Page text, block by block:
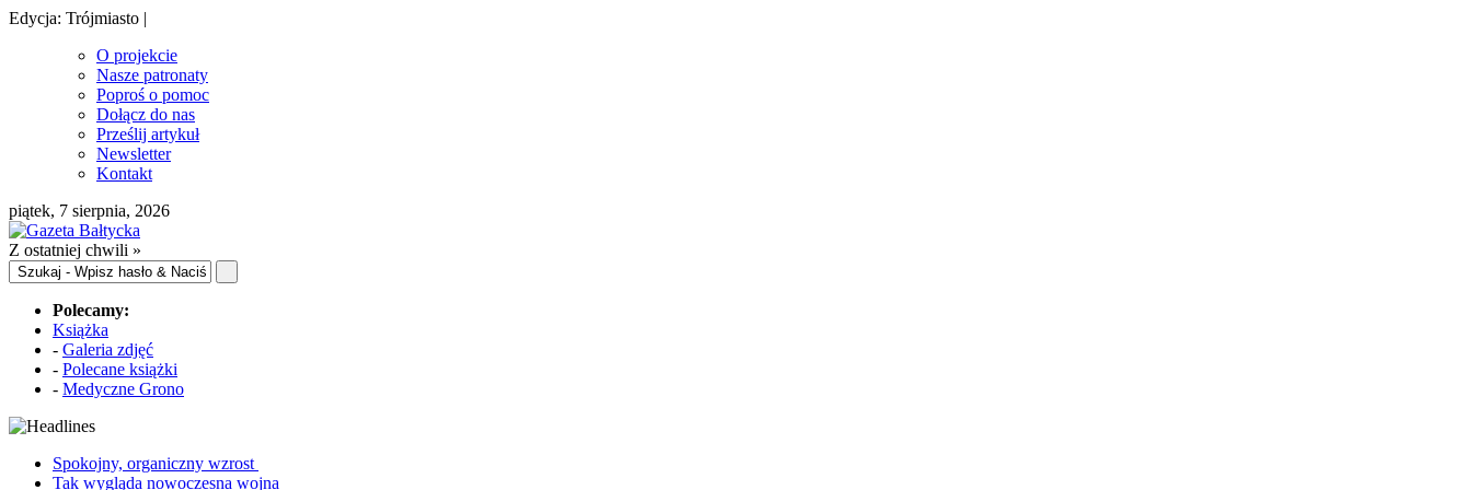
Edycja: Trójmiasto |
O projekcie
Nasze patronaty
Poproś o pomoc
Dołącz do nas
Prześlij artykuł
Newsletter
Kontakt
piątek, 7 sierpnia, 2026
Z ostatniej chwili »
Polecamy:
Książka
- Galeria zdjęć
- Polecane książki
- Medyczne Grono
Spokojny, organiczny wzrost
Tak wygląda nowoczesna wojna